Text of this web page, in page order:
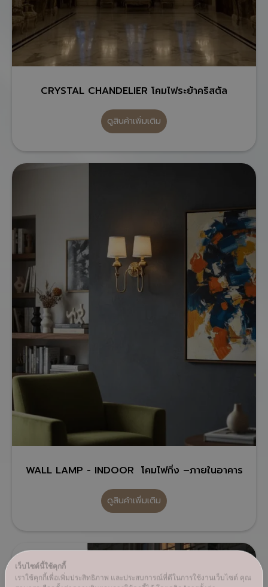
CRYSTAL CHANDELIER โคมไฟระย้าคริสตัล
ดูสินค้าเพิ่มเติม
WALL LAMP - INDOOR โคมไฟกิ่ง –ภายในอาคาร
ดูสินค้าเพิ่มเติม
เว็บไซต์นี้ใช้คุกกี้
เราใช้คุกกี้เพื่อเพิ่มประสิทธิภาพ และประสบการณ์ที่ดีในการใช้งานเว็บไซต์ คุณ